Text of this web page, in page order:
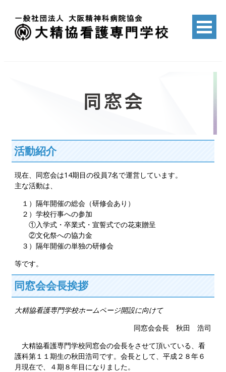
content
活動紹介
現在、同窓会は14期目の役員7名で運営しています。
主な活動は、
１）隔年開催の総会（研修会あり）
２）学校行事への参加
①入学式・卒業式・宣誓式での花束贈呈
②文化祭への協力金
３）隔年開催の単独の研修会
等です。
同窓会会長挨拶
大精協看護専門学校ホームページ開設に向けて
同窓会会長 秋田 浩司
大精協看護専門学校同窓会の会長をさせて頂いている、看
護科第１１期生の秋田浩司です。会長として、平成２８年６
月現在で、４期８年目になりました。